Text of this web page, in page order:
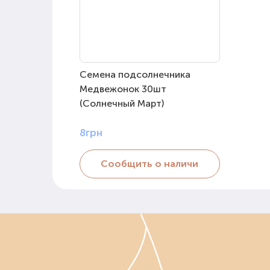
Семена подсолнечника
Медвежонок 30шт
(Солнечный Март)
8грн
Сообщить о наличи